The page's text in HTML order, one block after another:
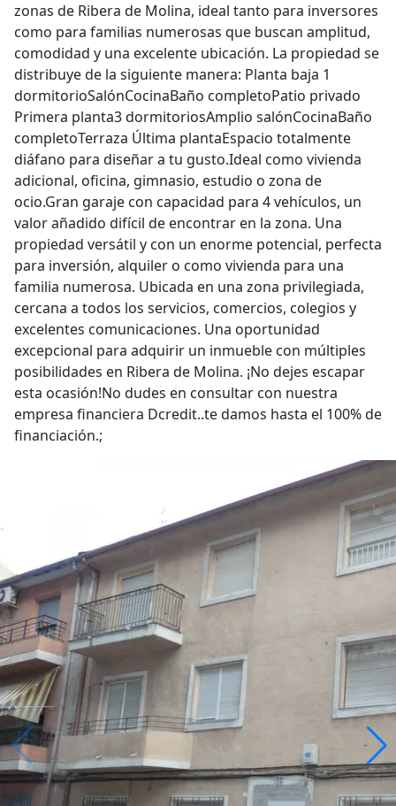
zonas de Ribera de Molina, ideal tanto para inversores
como para familias numerosas que buscan amplitud,
comodidad y una excelente ubicación. La propiedad se
distribuye de la siguiente manera: Planta baja 1
dormitorioSalónCocinaBaño completoPatio privado
Primera planta3 dormitoriosAmplio salónCocinaBaño
completoTerraza Última plantaEspacio totalmente
diáfano para diseñar a tu gusto.Ideal como vivienda
adicional, oficina, gimnasio, estudio o zona de
ocio.Gran garaje con capacidad para 4 vehículos, un
valor añadido difícil de encontrar en la zona. Una
propiedad versátil y con un enorme potencial, perfecta
para inversión, alquiler o como vivienda para una
familia numerosa. Ubicada en una zona privilegiada,
cercana a todos los servicios, comercios, colegios y
excelentes comunicaciones. Una oportunidad
excepcional para adquirir un inmueble con múltiples
posibilidades en Ribera de Molina. ¡No dejes escapar
esta ocasión!No dudes en consultar con nuestra
empresa financiera Dcredit..te damos hasta el 100% de
financiación.;